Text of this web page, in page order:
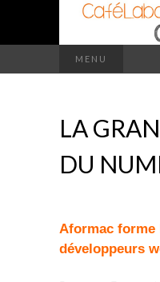
MENU
LA
DU
Aformac forme
développeurs